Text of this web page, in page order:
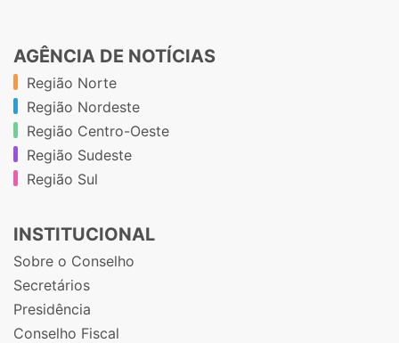
AGÊNCIA DE NOTÍCIAS
Região Norte
Região Nordeste
Região Centro-Oeste
Região Sudeste
Região Sul
INSTITUCIONAL
Sobre o Conselho
Secretários
Presidência
Conselho Fiscal